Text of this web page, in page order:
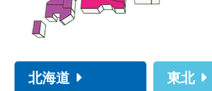
北海道 東北